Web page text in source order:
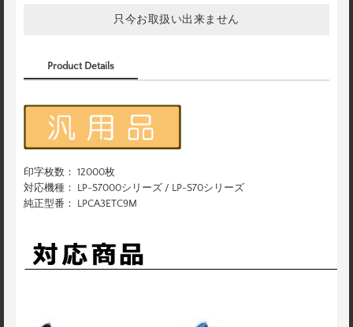
只今お取扱い出来ません
Product Details
印字枚数： 12000枚
対応機種： LP-S7000シリーズ / LP-S70シリーズ
純正型番： LPCA3ETC9M